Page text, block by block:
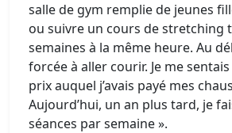
salle de gym remplie de jeunes
ou suivre un cours de stretching
semaines à la même heure. Au
forcée à aller courir. Je me
prix auquel j’avais payé mes
Aujourd’hui, un an plus tard, je
séances par semaine ».